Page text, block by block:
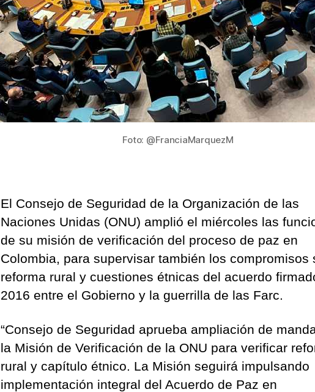
Foto: @FranciaMarquezM
El Consejo de Seguridad de la Organización de las
Naciones Unidas (ONU) amplió el miércoles las
de su misión de verificación del proceso de paz en
Colombia, para supervisar también los compromisos
reforma rural y cuestiones étnicas del acuerdo
2016 entre el Gobierno y la guerrilla de las Farc.
“Consejo de Seguridad aprueba ampliación de
la Misión de Verificación de la ONU para verificar
rural y capítulo étnico. La Misión seguirá impulsando
implementación integral del Acuerdo de Paz en